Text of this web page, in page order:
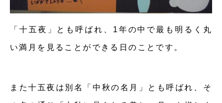
「十五夜」とも呼ばれ、1年の中で最も明るく丸
い満月を見ることができる日のことです。
また十五夜は別名「中秋の名月」とも呼ばれ、そ